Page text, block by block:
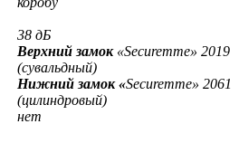
38 дБ
Верхний замок«Securemme» 2019
(сувальдный)
Нижний замок «Securemme» 2061
(цилиндровый)
нет